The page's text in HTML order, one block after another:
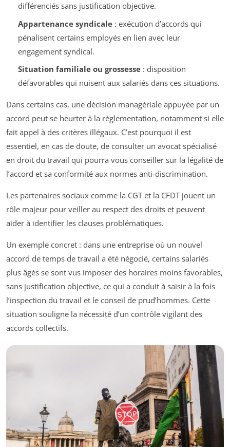
différenciés sans justification objective.
Appartenance syndicale: exécution d’accords qui
pénalisent certains employés en lien avec leur
engagement syndical.
Situation familiale ou grossesse: disposition
défavorables qui nuisent aux salariés dans ces situations.
Dans certains cas, une décision managériale appuyée par un
accord peut se heurter à la réglementation, notamment si elle
fait appel à des critères illégaux. C’est pourquoi il est
essentiel, en cas de doute, de consulter un avocat spécialisé
en droit du travail qui pourra vous conseiller sur la légalité de
l’accord et sa conformité aux normes anti-discrimination.
Les partenaires sociaux comme la CGT et la CFDT jouent un
rôle majeur pour veiller au respect des droits et peuvent
aider à identifier les clauses problématiques.
Un exemple concret : dans une entreprise où un nouvel
accord de temps de travail a été négocié, certains salariés
plus âgés se sont vus imposer des horaires moins favorables,
sans justification objective, ce qui a conduit à saisir à la fois
l’inspection du travail et le conseil de prud’hommes. Cette
situation souligne la nécessité d’un contrôle vigilant des
accords collectifs.